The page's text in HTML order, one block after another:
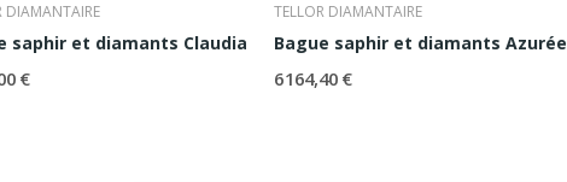
DIAMANTAIRE
saphir et diamants Claudia
€
TELLOR DIAMANTAIRE
Bague saphir et diamants Azurée
6 164,40 €